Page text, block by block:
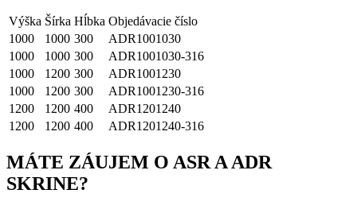
Výška Šírka Hĺbka Objedávacie číslo
1000
1000 300
ADR1001030
1000
1000 300
ADR1001030-316
1000
1200 300
ADR1001230
1000
1200 300
ADR1001230-316
1200
1200 400
ADR1201240
1200
1200 400 ADR1201240-316
MÁTE ZÁUJEM O ASR A ADR
SKRINE?